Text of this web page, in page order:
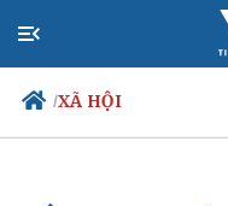
/XÃ HỘI